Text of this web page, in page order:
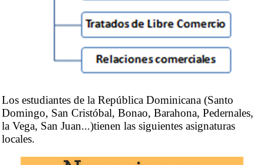
Los estudiantes de la República Dominicana (Santo
Domingo, San Cristóbal, Bonao, Barahona, Pedernales,
la Vega, San Juan...)tienen las siguientes asignaturas
locales.